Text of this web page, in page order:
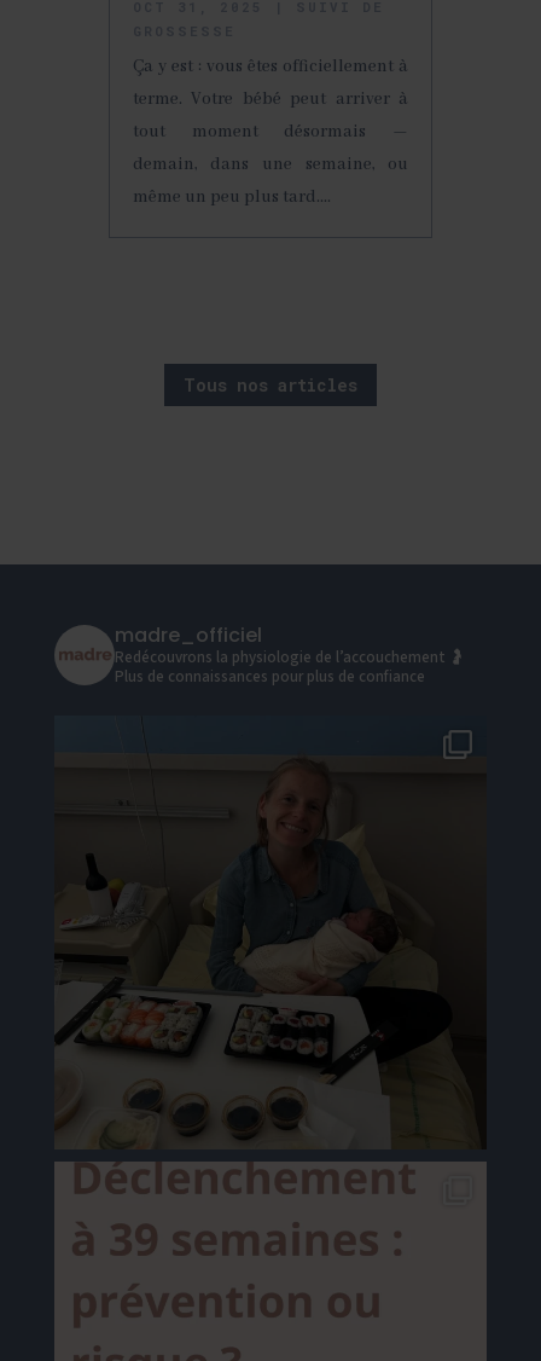
Ça y est : vous êtes officiellement à
terme. Votre bébé peut arriver à
tout moment désormais —
demain, dans une semaine, ou
même un peu plus tard....
Tous nos articles
madre_officiel
Redécouvrons la physiologie de l’accouchement 🤰
Plus de connaissances pour plus de confiance